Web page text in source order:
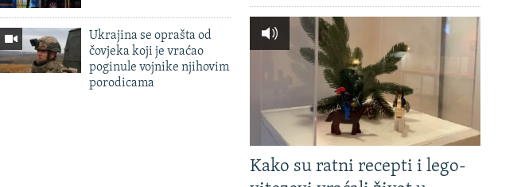
Ukrajina se oprašta od
čovjeka koji je vraćao
poginule vojnike njihovim
porodicama
Kako su ratni recepti i lego-